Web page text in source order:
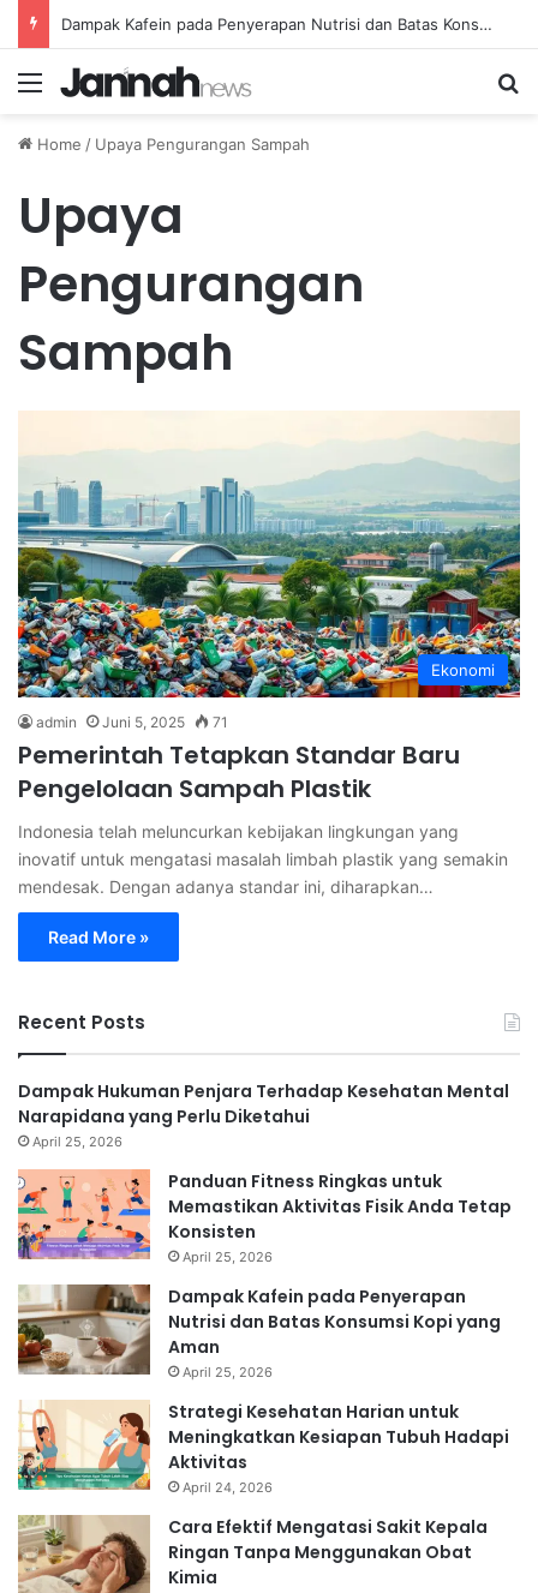
Dampak Kafein pada Penyerapan Nutrisi dan Batas Konsumsi Kopi yang Aman
Menu
Home / Upaya Pengurangan Sampah
Upaya
Pengurangan
Sampah
Ekonomi
admin Juni 5, 2025 71
Pemerintah Tetapkan Standar Baru
Pengelolaan Sampah Plastik
Indonesia telah meluncurkan kebijakan lingkungan yang
inovatif untuk mengatasi masalah limbah plastik yang semakin
mendesak. Dengan adanya standar ini, diharapkan…
Read More »
Recent Posts
Dampak Hukuman Penjara Terhadap Kesehatan Mental
Narapidana yang Perlu Diketahui
April 25, 2026
Panduan Fitness Ringkas untuk
Memastikan Aktivitas Fisik Anda Tetap
Konsisten
April 25, 2026
Dampak Kafein pada Penyerapan
Nutrisi dan Batas Konsumsi Kopi yang
Aman
April 25, 2026
Strategi Kesehatan Harian untuk
Meningkatkan Kesiapan Tubuh Hadapi
Aktivitas
April 24, 2026
Cara Efektif Mengatasi Sakit Kepala
Ringan Tanpa Menggunakan Obat
Kimia